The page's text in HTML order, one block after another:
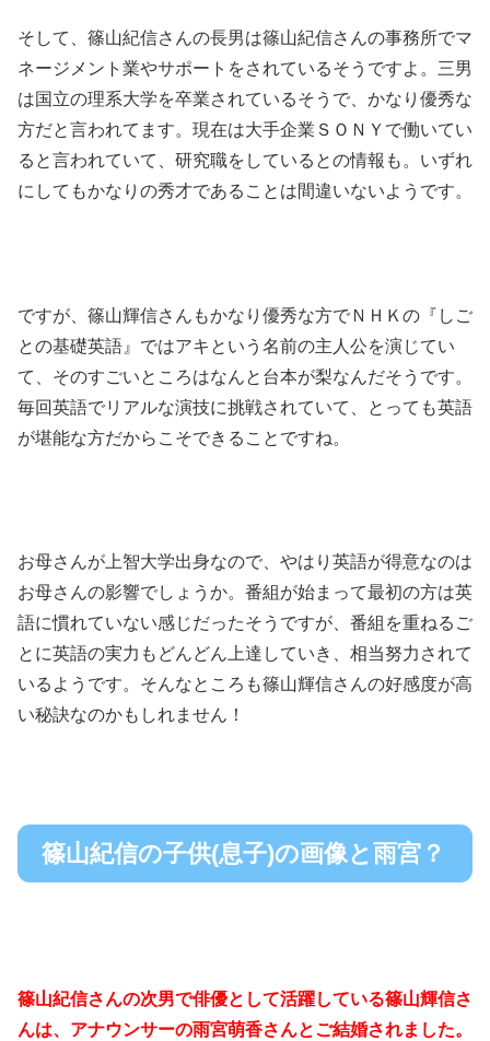
そして、篠山紀信さんの長男は篠山紀信さんの事務所でマ
ネージメント業やサポートをされているそうですよ。三男
は国立の理系大学を卒業されているそうで、かなり優秀な
方だと言われてます。現在は大手企業ＳＯＮＹで働いてい
ると言われていて、研究職をしているとの情報も。いずれ
にしてもかなりの秀才であることは間違いないようです。
ですが、篠山輝信さんもかなり優秀な方でＮＨＫの『しご
との基礎英語』ではアキという名前の主人公を演じてい
て、そのすごいところはなんと台本が梨なんだそうです。
毎回英語でリアルな演技に挑戦されていて、とっても英語
が堪能な方だからこそできることですね。
お母さんが上智大学出身なので、やはり英語が得意なのは
お母さんの影響でしょうか。番組が始まって最初の方は英
語に慣れていない感じだったそうですが、番組を重ねるご
とに英語の実力もどんどん上達していき、相当努力されて
いるようです。そんなところも篠山輝信さんの好感度が高
い秘訣なのかもしれません！
篠山紀信の子供(息子)の画像と雨宮？
篠山紀信さんの次男で俳優として活躍している篠山輝信さ
んは、アナウンサーの雨宮萌香さんとご結婚されました。